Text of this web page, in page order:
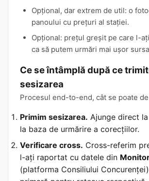
Opțional, dar extrem de util: o
panoului cu prețuri al stației.
Opțional: prețul greșit pe care l-
ca să putem urmări mai ușor
Ce se întâmplă după ce
sesizarea
Procesul end-to-end, cât se poate
Primim sesizarea. Ajunge direct
la baza de urmărire a corecțiilor.
Verificare cross. Cross-referim
l-ați raportat cu datele din
(platforma Consiliului